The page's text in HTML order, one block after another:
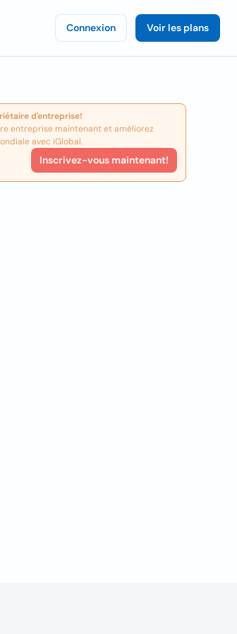
Connexion Voir les plans
d'entreprise!
entreprise maintenant et améliorez
avec iGlobal.
Inscrivez-vous maintenant!